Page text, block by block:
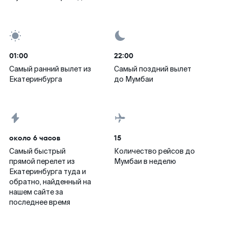
01:00
Самый ранний вылет из
Екатеринбурга
22:00
Самый поздний вылет
до Мумбаи
около 6 часов
Самый быстрый
прямой перелет из
Екатеринбурга туда и
обратно, найденный на
нашем сайте за
последнее время
15
Количество рейсов до
Мумбаи в неделю